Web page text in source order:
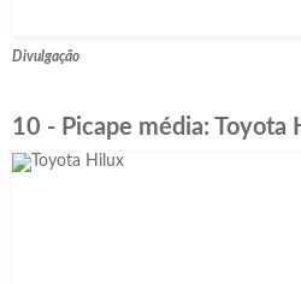
Divulgação
10 - Picape média: